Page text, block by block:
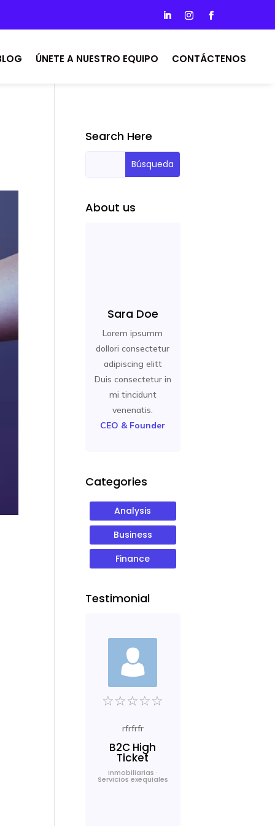
ÚNETE A NUESTRO EQUIPO CONTÁCTENOS
Search Here
About us
Sara Doe
Lorem ipsumm
dollori consectetur
adipiscing elitt
Duis consectetur in
mi tincidunt
venenatis.
CEO & Founder
Categories
Analysis
Business
Finance
Testimonial
☆☆☆☆☆
rfrfrfr
B2C High
Ticket
Inmobiliarias ·
Servicios exequiales